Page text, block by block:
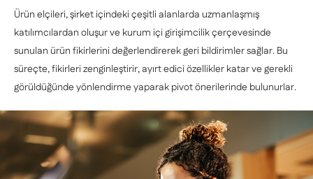
Ürün elçileri, şirket içindeki çeşitli alanlarda uzmanlaşmış
katılımcılardan oluşur ve kurum içi girişimcilik çerçevesinde
sunulan ürün fikirlerini değerlendirerek geri bildirimler sağlar. Bu
süreçte, fikirleri zenginleştirir, ayırt edici özellikler katar ve gerekli
görüldüğünde yönlendirme yaparak pivot önerilerinde bulunurlar.